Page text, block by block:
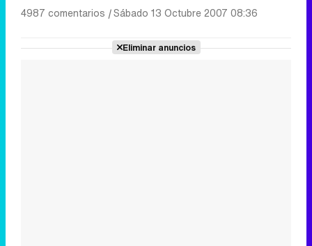
4987 comentarios |Sábado 13 Octubre 2007 08:36
Eliminar anuncios